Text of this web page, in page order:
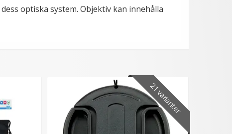
optiska system. Objektiv kan innehålla
21 varianter